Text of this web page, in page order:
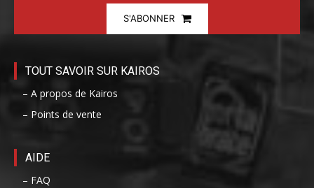
S'ABONNER
TOUT SAVOIR SUR KAIROS
– A propos de Kairos
– Points de vente
AIDE
– FAQ